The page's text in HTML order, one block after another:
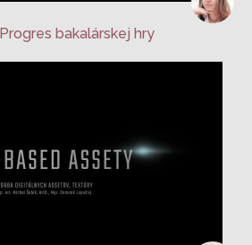
bakalárskej hry